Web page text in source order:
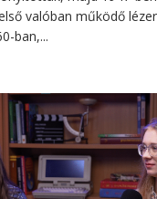
valóban működő
ban,...